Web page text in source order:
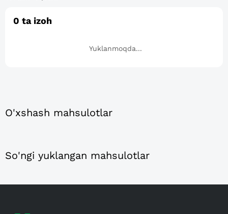
0 ta izoh
Yuklanmoqda...
O'xshash mahsulotlar
So'ngi yuklangan mahsulotlar